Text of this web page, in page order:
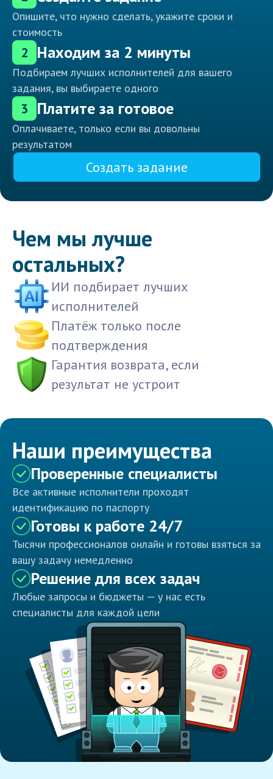
Опишите, что нужно сделать, укажите сроки и
стоимость
2 Находим за 2 минуты
Подбираем лучших исполнителей для вашего
задания, вы выбираете одного
3 Платите за готовое
Оплачиваете, только если вы довольны
результатом
Создать задание
Чем мы лучше
остальных?
ИИ подбирает лучших
исполнителей
Платёж только после
подтверждения
Гарантия возврата, если
результат не устроит
Наши преимущества
Проверенные специалисты
Все активные исполнители проходят
идентификацию по паспорту
Готовы к работе 24/7
Тысячи профессионалов онлайн и готовы взяться за
вашу задачу немедленно
Решение для всех задач
Любые запросы и бюджеты — у нас есть
специалисты для каждой цели